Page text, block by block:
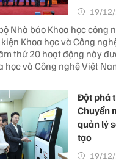
19/12/
Nhà báo Khoa học công
Khoa học và Công
thứ 20 hoạt động này
học và Công nghệ Việt
Đột phá
Chuyển
quản lý
tạo
19/12/